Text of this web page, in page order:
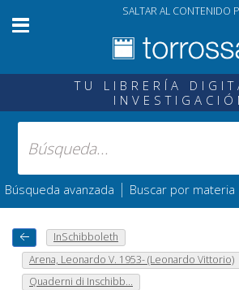
SALTAR AL CONTENIDO
TU LIBRERÍA
Búsqueda avanzada | Buscar por materia
InSchibboleth
Arena, Leonardo V. 1953- (Leonardo Vittorio)
Quaderni di Inschibb...